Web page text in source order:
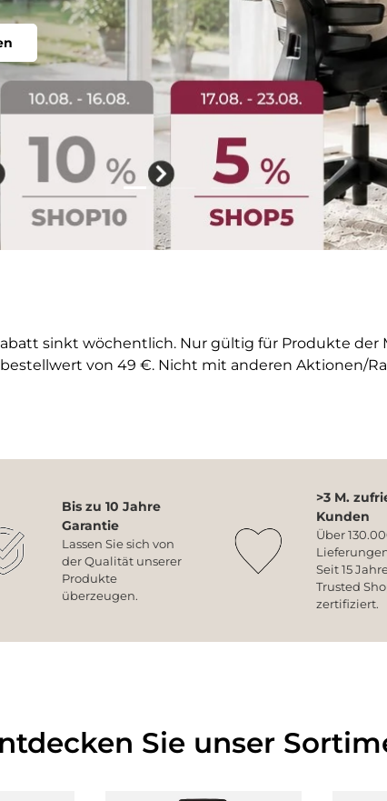
Folie laden 1 von 4
Folie laden 2 von 4
Folie laden 3 von 4
Folie laden 4
sinkt wöchentlich. Nur gültig für Produkte der
von 49 €. Nicht mit anderen Aktionen/
Bis zu 10 Jahre
Garantie
Lassen Sie sich von
der Qualität unserer
Produkte
überzeugen.
>3 M.
Kunden
Über
Seit 15
Trusted
zertifiziert.
Sie unser